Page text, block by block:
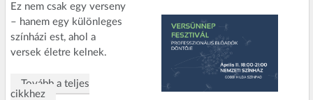
Ez nem csak egy verseny
– hanem egy különleges
színházi est, ahol a
versek életre kelnek.
Tovább a teljes
cikkhez